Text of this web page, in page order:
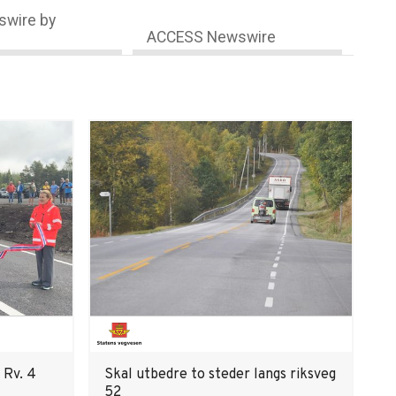
by
ACCESS Newswire
4
Skal utbedre to steder langs riksveg
52